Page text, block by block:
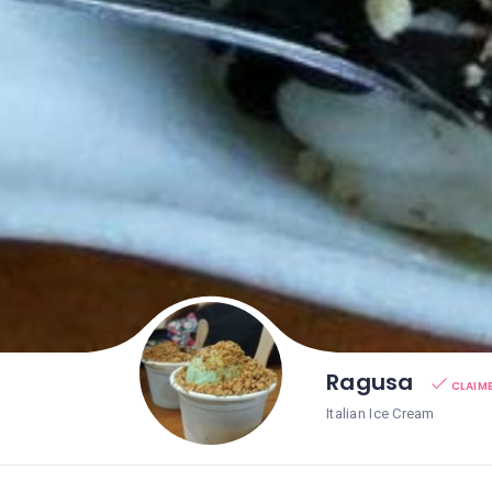
Ragusa
Italian Ice Cream